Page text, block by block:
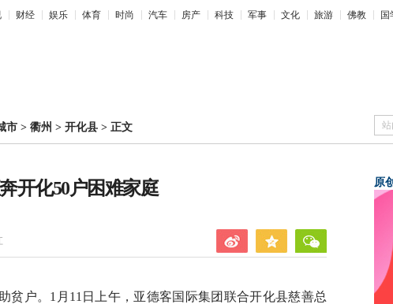
财经 娱乐 体育 时尚 汽车 房产 科技 军事 文化 旅游 佛教 国
市 > 衢州 > 开化县 > 正文
开化50户困难家庭
贫户。1月11日上午，亚德客国际集团联合开化县慈善总
原